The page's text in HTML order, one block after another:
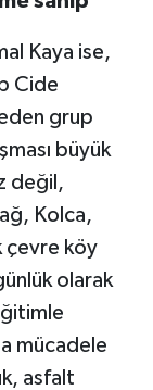
Kaya ise,
Cide
grup
büyük
değil,
Kolca,
çevre köy
olarak
mücadele
asfalt